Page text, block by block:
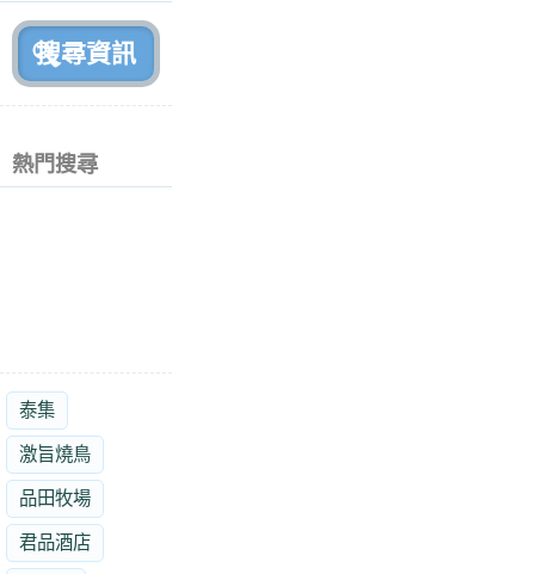
熱門搜尋
泰集
激旨燒鳥
品田牧場
君品酒店